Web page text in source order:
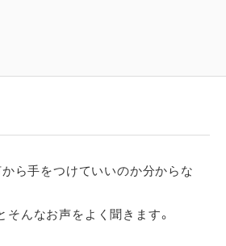
から手をつけていいのか分からな
そんなお声をよく聞きます。